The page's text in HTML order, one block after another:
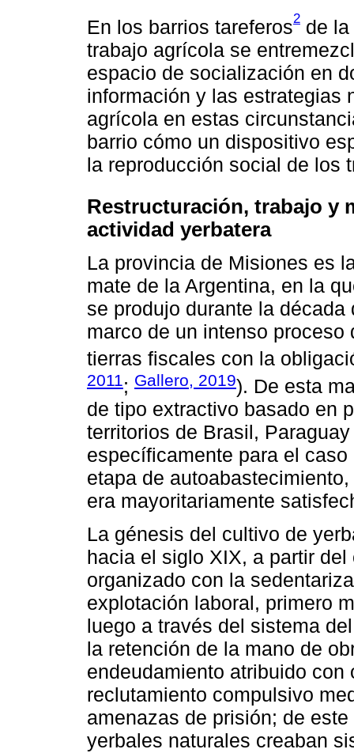
En los barrios tareferos2 de
trabajo agrícola se
espacio de socialización en
información y las estrategias
agrícola en estas
barrio cómo un dispositivo
la reproducción social de los
Restructuración, trabajo y
actividad yerbatera
La provincia de Misiones es
mate de la Argentina, en la
se produjo durante la
marco de un intenso
tierras fiscales con la
2011 ; Gallero, 2019). De esta
de tipo extractivo basado en
territorios de Brasil,
específicamente para el
etapa de
era mayoritariamente
La génesis del cultivo de
hacia el siglo XIX, a partir
organizado con la
explotación laboral, primero
luego a través del sistema
la retención de la mano de
endeudamiento atribuido
reclutamiento compulsivo
amenazas de prisión; de
yerbales naturales creaban